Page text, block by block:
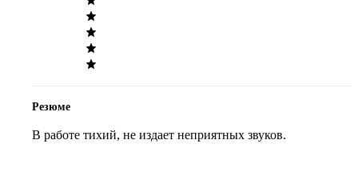
Резюме
В работе тихий, не издает неприятных звуков.